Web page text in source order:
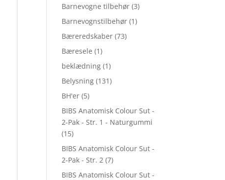
Barnevogne tilbehør (3)
Barnevognstilbehør (1)
Bæreredskaber (73)
Bæresele (1)
beklædning (1)
Belysning (131)
BH'er (5)
BIBS Anatomisk Colour Sut -
2-Pak - Str. 1 - Naturgummi
(15)
BIBS Anatomisk Colour Sut -
2-Pak - Str. 2 (7)
BIBS Anatomisk Colour Sut -